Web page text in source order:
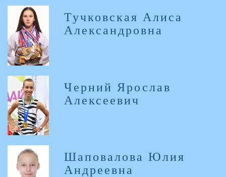
Тучковская Алиса
Александровна
Черний Ярослав
Алексеевич
Шаповалова Юлия
Андреевна